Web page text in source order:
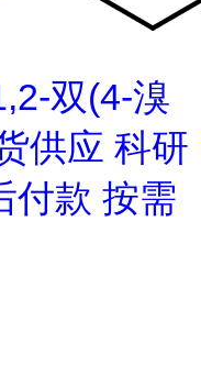
双(4-溴
供应 科研
付款 按需